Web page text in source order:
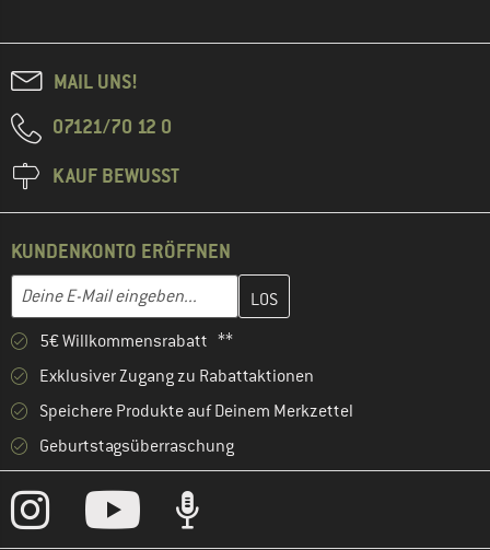
MAIL UNS!
07121/70 12 0
KAUF BEWUSST
KUNDENKONTO ERÖFFNEN
E-Mail-Adresse
Gib hier deine E-Mail-Adresse ein und erstelle im nächsten
5€ Willkommensrabatt **
Exklusiver Zugang zu Rabattaktionen
Speichere Produkte auf Deinem Merkzettel
Geburtstagsüberraschung